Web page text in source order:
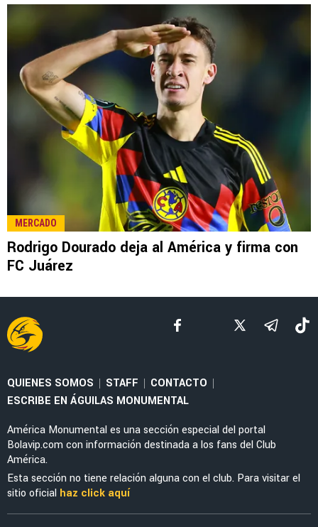
LEE TAMBIÉN
MERCADO
La millonada que América tendría que pagar
por el fichaje de Jáminton Campaz